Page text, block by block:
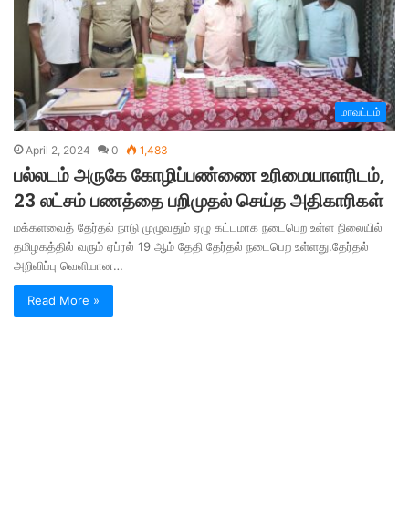
மாவட்டம்
April 2, 2024 0 1,483
பல்லடம் அருகே கோழிப்பண்ணை உரிமையாளரிடம்,
23 லட்சம் பணத்தை பறிமுதல் செய்த அதிகாரிகள்
மக்களவைத் தேர்தல் நாடு முழுவதும் ஏழு கட்டமாக நடைபெற உள்ள நிலையில்
தமிழகத்தில் வரும் ஏப்ரல் 19 ஆம் தேதி தேர்தல் நடைபெற உள்ளது.தேர்தல்
அறிவிப்பு வெளியான…
Read More »